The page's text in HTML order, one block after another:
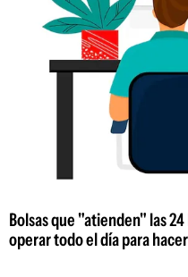
Bolsas que "atienden" las
operar todo el día para